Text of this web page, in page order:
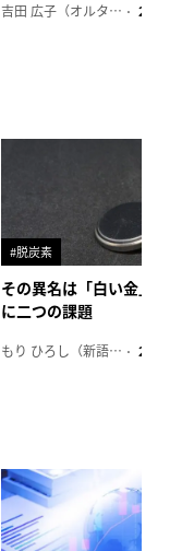
吉田 広子（オルタナ輪番編集長） 2026年6
#脱炭素
その異名は「白い金」、リ
に二つの課題
もり ひろし（新語ウォッチャー） 2023年7